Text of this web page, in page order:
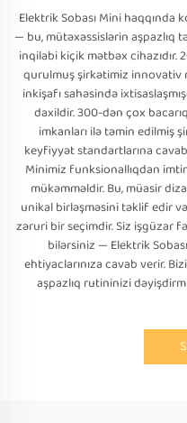
Elektrik Sobası Mini haqqında
— bu, mütəxəssislərin aşpazlıq
inqilabi kiçik mətbəx
qurulmuş şirkətimiz innovativ
inkişafı sahəsində
daxildir. 300-dən çox
imkanları ilə təmin edilmiş
keyfiyyət standartlarına
Minimiz funksionallıqdan
mükəmməldir. Bu, müasir
unikal birləşməsini təklif edir
zəruri bir seçimdir. Siz işgüzar
bilərsiniz — Elektrik
ehtiyaclarınıza cavab verir.
aşpazlıq rutininizi